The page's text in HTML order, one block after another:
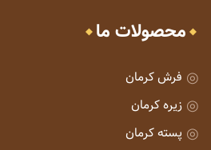
محصولات ما
فرش کرمان
زیره کرمان
پسته کرمان